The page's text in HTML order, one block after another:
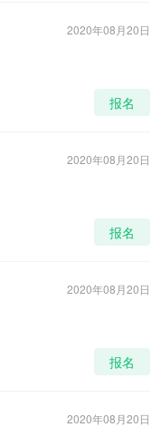
2020年08月20日
报名
2020年08月20日
报名
2020年08月20日
报名
2020年08月20日